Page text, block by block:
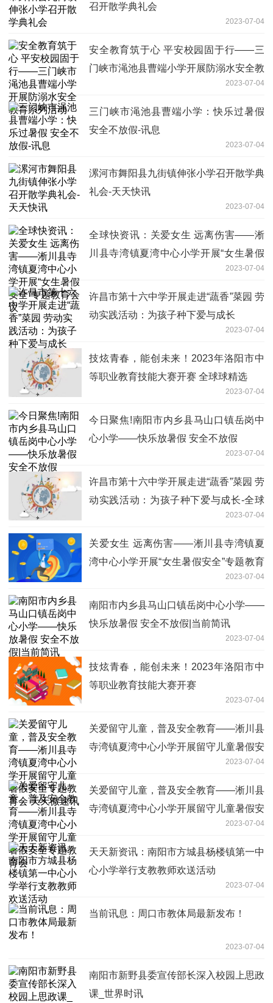
召开散学典礼会
2023-07-04
安全教育筑于心 平安校园固于行——三
门峡市渑池县曹端小学开展防溺水安全教
2023-07-04
三门峡市渑池县曹端小学：快乐过暑假
安全不放假-讯息
2023-07-04
漯河市舞阳县九街镇伸张小学召开散学典
礼会-天天快讯
2023-07-04
全球快资讯：关爱女生 远离伤害——淅
川县寺湾镇夏湾中心小学开展“女生暑假
2023-07-04
许昌市第十六中学开展走进“蔬香”菜园 劳
动实践活动：为孩子种下爱与成长
2023-07-04
技炫青春，能创未来！2023年洛阳市中
等职业教育技能大赛开赛 全球球精选
2023-07-04
今日聚焦!南阳市内乡县马山口镇岳岗中
心小学——快乐放暑假 安全不放假
2023-07-04
许昌市第十六中学开展走进“蔬香”菜园 劳
动实践活动：为孩子种下爱与成长-全球
2023-07-04
关爱女生 远离伤害——淅川县寺湾镇夏
湾中心小学开展“女生暑假安全”专题教育
2023-07-04
南阳市内乡县马山口镇岳岗中心小学——
快乐放暑假 安全不放假|当前简讯
2023-07-04
技炫青春，能创未来！2023年洛阳市中
等职业教育技能大赛开赛
2023-07-04
关爱留守儿童，普及安全教育——淅川县
寺湾镇夏湾中心小学开展留守儿童暑假安
2023-07-04
关爱留守儿童，普及安全教育——淅川县
寺湾镇夏湾中心小学开展留守儿童暑假安
2023-07-04
天天新资讯：南阳市方城县杨楼镇第一中
心小学举行支教教师欢送活动
2023-07-04
当前讯息：周口市教体局最新发布！
2023-07-04
南阳市新野县委宣传部长深入校园上思政
课_世界时讯